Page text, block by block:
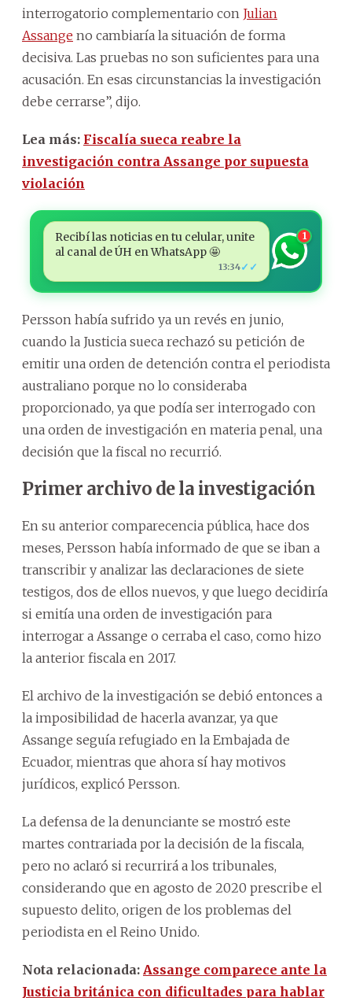
interrogatorio complementario con Julian
Assange no cambiaría la situación de forma
decisiva. Las pruebas no son suficientes para una
acusación. En esas circunstancias la investigación
debe cerrarse”, dijo.
Lea más: Fiscalía sueca reabre la
investigación contra Assange por supuesta
violación
Recibí las noticias en tu celular, unite
al canal de ÚH en WhatsApp 🤩
13:34✓✓
1
Persson había sufrido ya un revés en junio,
cuando la Justicia sueca rechazó su petición de
emitir una orden de detención contra el periodista
australiano porque no lo consideraba
proporcionado, ya que podía ser interrogado con
una orden de investigación en materia penal, una
decisión que la fiscal no recurrió.
Primer archivo de la investigación
En su anterior comparecencia pública, hace dos
meses, Persson había informado de que se iban a
transcribir y analizar las declaraciones de siete
testigos, dos de ellos nuevos, y que luego decidiría
si emitía una orden de investigación para
interrogar a Assange o cerraba el caso, como hizo
la anterior fiscala en 2017.
El archivo de la investigación se debió entonces a
la imposibilidad de hacerla avanzar, ya que
Assange seguía refugiado en la Embajada de
Ecuador, mientras que ahora sí hay motivos
jurídicos, explicó Persson.
La defensa de la denunciante se mostró este
martes contrariada por la decisión de la fiscala,
pero no aclaró si recurrirá a los tribunales,
considerando que en agosto de 2020 prescribe el
supuesto delito, origen de los problemas del
periodista en el Reino Unido.
Nota relacionada: Assange comparece ante la
Justicia británica con dificultades para hablar